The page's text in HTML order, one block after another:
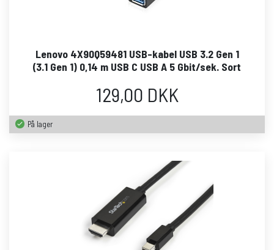
Lenovo 4X90Q59481 USB-kabel USB 3.2 Gen 1
(3.1 Gen 1) 0,14 m USB C USB A 5 Gbit/sek. Sort
129,00 DKK
På lager